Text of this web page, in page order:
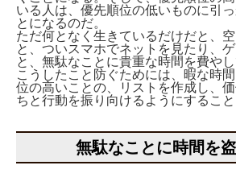
いる人は、優先順位の低いものに引
とになるのだ。
ただ何となく生きているだけだと、
と、ついスマホでネットを見たり、
と、無駄なことに貴重な時間を費やし
こうしたこと防ぐためには、暇な時
位の高いことの、リストを作成し、
ちと行動を振り向けるようにすること
無駄なことに時間を